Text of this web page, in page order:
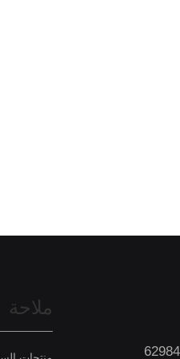
ملاحة